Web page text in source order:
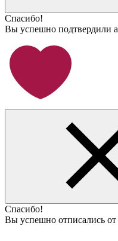
Спасибо!
Вы успешно подтвердили
Спасибо!
Вы успешно отписались от